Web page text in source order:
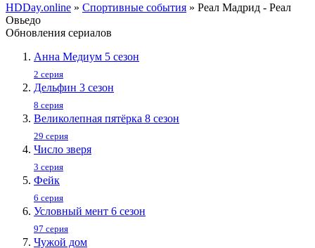
HDDay.online » Спортивные события » Реал Мадрид - Реал
Овьедо
Обновления сериалов
Анна Медиум 5 сезон
2 серия
Дельфин 3 сезон
8 серия
Великолепная пятёрка 8 сезон
29 серия
Число зверя
3 серия
Фейк
6 серия
Условный мент 6 сезон
97 серия
Чужой дом